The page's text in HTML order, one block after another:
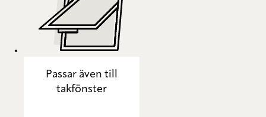
Passar även till
takfönster